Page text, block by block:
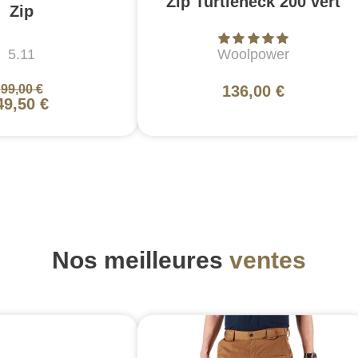
Zip
5.11
99,00 €
€
Woolpower
136,00 €
Nos meilleures ventes